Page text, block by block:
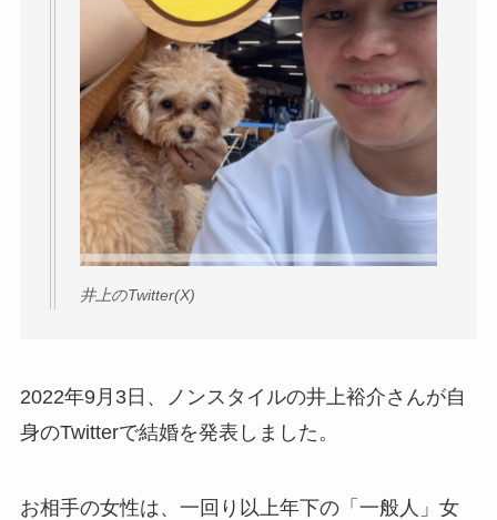
井上のTwitter(X)
2022年9月3日、ノンスタイルの井上裕介さんが自
身のTwitterで結婚を発表しました。
お相手の女性は、一回り以上年下の「一般人」女